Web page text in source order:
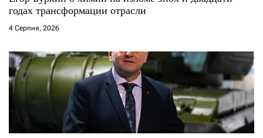
годах трансформации отрасли
4 Серпня, 2026